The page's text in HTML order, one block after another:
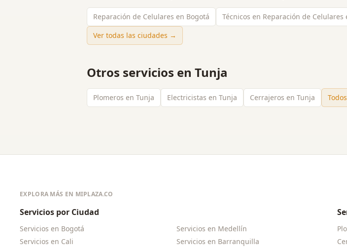
Reparación de Celulares en Bogotá Técnicos en Reparación de Celulares
Ver todas las ciudades →
Otros servicios en Tunja
Plomeros en Tunja Electricistas en Tunja Cerrajeros en Tunja
EXPLORA MÁS EN MIPLAZA.CO
Servicios por Ciudad
Servicios en Bogotá Servicios en Medellín
Servicios en Cali Servicios en Barranquilla